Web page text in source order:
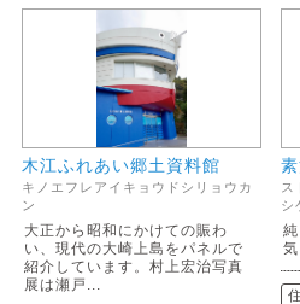
木江ふれあい郷土資料館
キノエフレアイキョウドシリョウカ
ン
大正から昭和にかけての賑わ
い、現代の大崎上島をパネルで
紹介しています。村上宏治写真
展は瀬戸...
シ